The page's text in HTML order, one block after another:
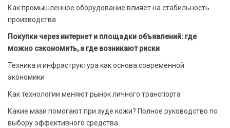
Как промышленное оборудование влияет на стабильность
производства
Покупки через интернет и площадки объявлений: где
можно сэкономить, а где возникают риски
Техника и инфраструктура как основа современной
экономики
Как технологии меняют рынок личного транспорта
Какие мази помогают при зуде кожи? Полное руководство по
выбору эффективного средства